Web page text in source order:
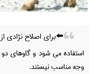
⬅️برای اصلاح نژادی
استفاده می شود و گاوهای
وجه مناسب نیستند.